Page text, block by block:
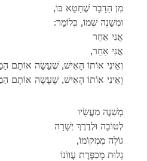
,מִן הַדָבָר שֶׁחָטָא בּוֹ
:וּמְשַׁנֶה שְׁמוֹ, כְּלוֹמַר
אֲנִי אַחֵר
,אֲנִי אַחֵר
וְאֵינִי אוֹתוֹ הָאִישׁ, שֶׁעָשָׂה אוֹתָם
וְאֵינִי אוֹתוֹ הָאִישׁ, שֶׁעָשָׂה אוֹתָם
מְשַׁנֶה מַעֲשָׂיו
לְטוֹבָה וּלְדֶרֶךְ יְשָׁרָה
,גוֹלֶה מִמְקוֹמוֹ
גָלוּת מְכַפֶּרֶת עֲווֹנוֹ